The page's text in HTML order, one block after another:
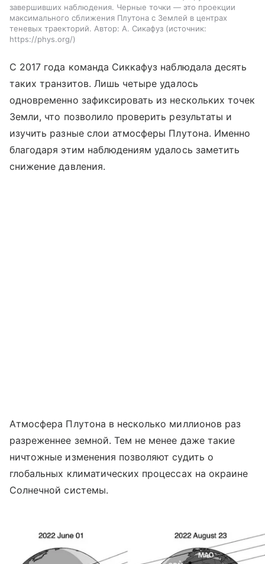
завершивших наблюдения. Черные точки — это проекции
максимального сближения Плутона с Землей в центрах
теневых траекторий. Автор: А. Сикафуз
источник:
https://phys.org/
С 2017 года команда Сиккафуз наблюдала десять
таких транзитов. Лишь четыре удалось
одновременно зафиксировать из нескольких точек
Земли, что позволило проверить результаты и
изучить разные слои атмосферы Плутона. Именно
благодаря этим наблюдениям удалось заметить
снижение давления.
Атмосфера Плутона в несколько миллионов раз
разреженнее земной. Тем не менее даже такие
ничтожные изменения позволяют судить о
глобальных климатических процессах на окраине
Солнечной системы.